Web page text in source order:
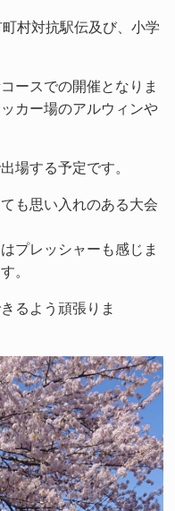
村対抗駅伝及び、小学
ースでの開催となりま
カー場のアルウィンや
場する予定です。
も思い入れのある大会
プレッシャーも感じま
。
るよう頑張りま